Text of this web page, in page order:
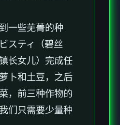
一些芜菁的种
スティ（碧丝
长女儿）完成任
卜和土豆，之后
，前三种作物的
们只需要少量种